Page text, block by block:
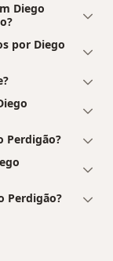
Diego
por Diego
Perdigão?
Perdigão?